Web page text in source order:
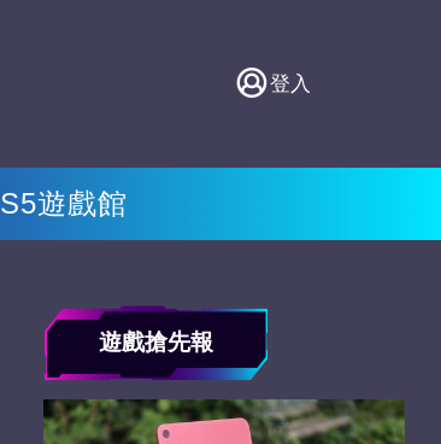
登入
S5遊戲館
遊戲搶先報